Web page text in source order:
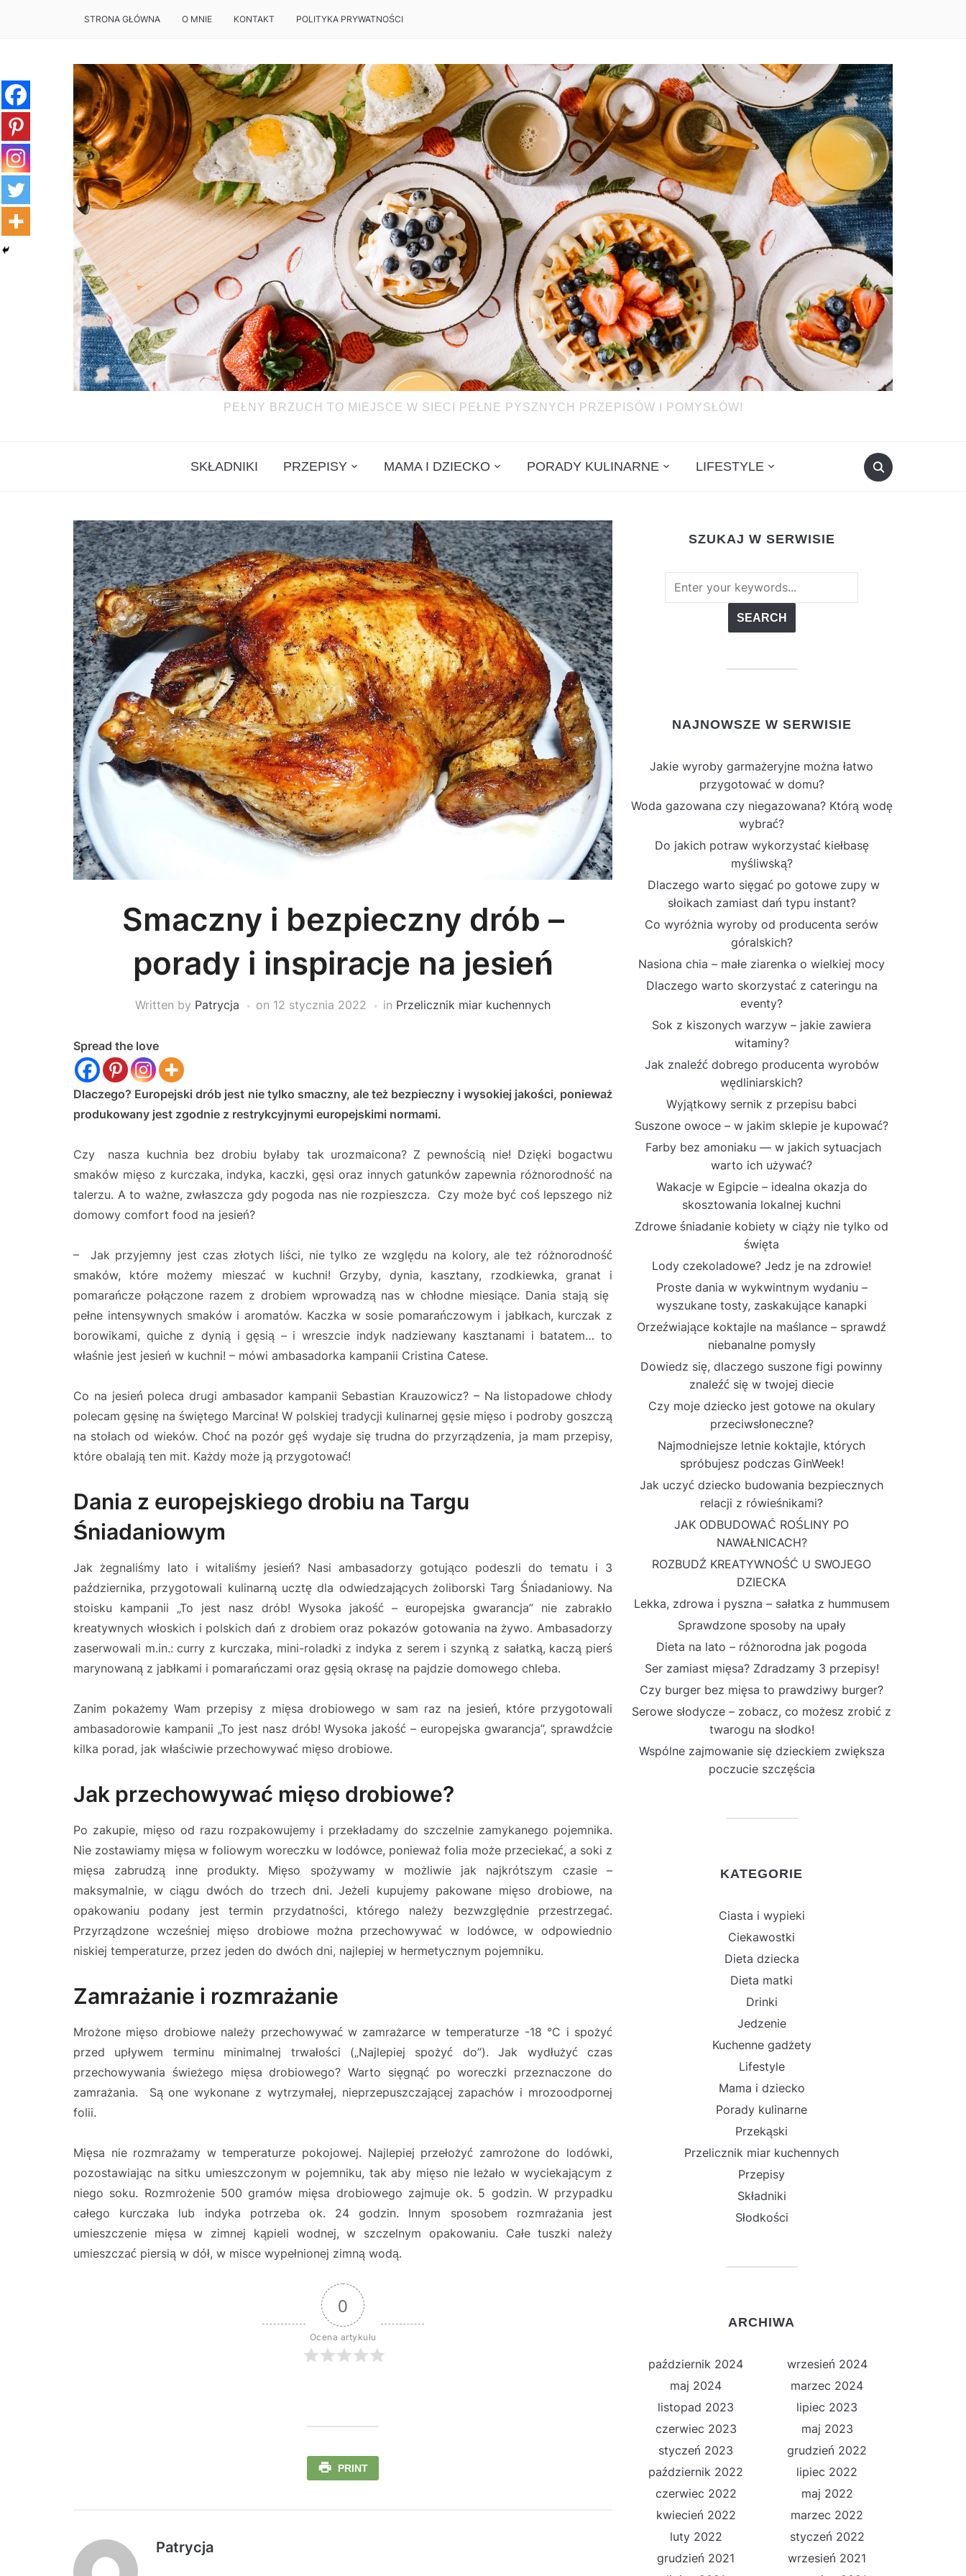
STRONA GŁÓWNA O MNIE KONTAKT POLITYKA PRYWATNOŚCI
PEŁNY BRZUCH TO MIEJSCE W SIECI PEŁNE PYSZNYCH PRZEPISÓW I POMYSŁÓW!
SKŁADNIKI PRZEPISY MAMA I DZIECKO PORADY KULINARNE LIFESTYLE
Smaczny i bezpieczny drób –
porady i inspiracje na jesień
Written by Patrycja on 12 stycznia 2022 in Przelicznik miar kuchennych
Spread the love
Dlaczego? Europejski drób jest nie tylko smaczny, ale też bezpieczny i wysokiej jakości, ponieważ
produkowany jest zgodnie z restrykcyjnymi europejskimi normami.
Czy nasza kuchnia bez drobiu byłaby tak urozmaicona? Z pewnością nie! Dzięki bogactwu
smaków mięso z kurczaka, indyka, kaczki, gęsi oraz innych gatunków zapewnia różnorodność na
talerzu. A to ważne, zwłaszcza gdy pogoda nas nie rozpieszcza. Czy może być coś lepszego niż
domowy comfort food na jesień?
– Jak przyjemny jest czas złotych liści, nie tylko ze względu na kolory, ale też różnorodność
smaków, które możemy mieszać w kuchni! Grzyby, dynia, kasztany, rzodkiewka, granat i
pomarańcze połączone razem z drobiem wprowadzą nas w chłodne miesiące. Dania stają się
pełne intensywnych smaków i aromatów. Kaczka w sosie pomarańczowym i jabłkach, kurczak z
borowikami, quiche z dynią i gęsią – i wreszcie indyk nadziewany kasztanami i batatem… to
właśnie jest jesień w kuchni! – mówi ambasadorka kampanii Cristina Catese.
Co na jesień poleca drugi ambasador kampanii Sebastian Krauzowicz? – Na listopadowe chłody
polecam gęsinę na świętego Marcina! W polskiej tradycji kulinarnej gęsie mięso i podroby goszczą
na stołach od wieków. Choć na pozór gęś wydaje się trudna do przyrządzenia, ja mam przepisy,
które obalają ten mit. Każdy może ją przygotować!
Dania z europejskiego drobiu na Targu
Śniadaniowym
Jak żegnaliśmy lato i witaliśmy jesień? Nasi ambasadorzy gotująco podeszli do tematu i 3
października, przygotowali kulinarną ucztę dla odwiedzających żoliborski Targ Śniadaniowy. Na
stoisku kampanii „To jest nasz drób! Wysoka jakość – europejska gwarancja” nie zabrakło
kreatywnych włoskich i polskich dań z drobiem oraz pokazów gotowania na żywo. Ambasadorzy
zaserwowali m.in.: curry z kurczaka, mini-roladki z indyka z serem i szynką z sałatką, kaczą pierś
marynowaną z jabłkami i pomarańczami oraz gęsią okrasę na pajdzie domowego chleba.
Zanim pokażemy Wam przepisy z mięsa drobiowego w sam raz na jesień, które przygotowali
ambasadorowie kampanii „To jest nasz drób! Wysoka jakość – europejska gwarancja”, sprawdźcie
kilka porad, jak właściwie przechowywać mięso drobiowe.
Jak przechowywać mięso drobiowe?
Po zakupie, mięso od razu rozpakowujemy i przekładamy do szczelnie zamykanego pojemnika.
Nie zostawiamy mięsa w foliowym woreczku w lodówce, ponieważ folia może przeciekać, a soki z
mięsa zabrudzą inne produkty. Mięso spożywamy w możliwie jak najkrótszym czasie –
maksymalnie, w ciągu dwóch do trzech dni. Jeżeli kupujemy pakowane mięso drobiowe, na
opakowaniu podany jest termin przydatności, którego należy bezwzględnie przestrzegać.
Przyrządzone wcześniej mięso drobiowe można przechowywać w lodówce, w odpowiednio
niskiej temperaturze, przez jeden do dwóch dni, najlepiej w hermetycznym pojemniku.
Zamrażanie i rozmrażanie
Mrożone mięso drobiowe należy przechowywać w zamrażarce w temperaturze -18 °C i spożyć
przed upływem terminu minimalnej trwałości („Najlepiej spożyć do”). Jak wydłużyć czas
przechowywania świeżego mięsa drobiowego? Warto sięgnąć po woreczki przeznaczone do
zamrażania. Są one wykonane z wytrzymałej, nieprzepuszczającej zapachów i mrozoodpornej
folii.
Mięsa nie rozmrażamy w temperaturze pokojowej. Najlepiej przełożyć zamrożone do lodówki,
pozostawiając na sitku umieszczonym w pojemniku, tak aby mięso nie leżało w wyciekającym z
niego soku. Rozmrożenie 500 gramów mięsa drobiowego zajmuje ok. 5 godzin. W przypadku
całego kurczaka lub indyka potrzeba ok. 24 godzin. Innym sposobem rozmrażania jest
umieszczenie mięsa w zimnej kąpieli wodnej, w szczelnym opakowaniu. Całe tuszki należy
umieszczać piersią w dół, w misce wypełnionej zimną wodą.
0
Ocena artykułu
PRINT
Patrycja
SZUKAJ W SERWISIE
NAJNOWSZE W SERWISIE
Jakie wyroby garmażeryjne można łatwo
przygotować w domu?
Woda gazowana czy niegazowana? Którą wodę
wybrać?
Do jakich potraw wykorzystać kiełbasę
myśliwską?
Dlaczego warto sięgać po gotowe zupy w
słoikach zamiast dań typu instant?
Co wyróżnia wyroby od producenta serów
góralskich?
Nasiona chia – małe ziarenka o wielkiej mocy
Dlaczego warto skorzystać z cateringu na
eventy?
Sok z kiszonych warzyw – jakie zawiera
witaminy?
Jak znaleźć dobrego producenta wyrobów
wędliniarskich?
Wyjątkowy sernik z przepisu babci
Suszone owoce – w jakim sklepie je kupować?
Farby bez amoniaku — w jakich sytuacjach
warto ich używać?
Wakacje w Egipcie – idealna okazja do
skosztowania lokalnej kuchni
Zdrowe śniadanie kobiety w ciąży nie tylko od
święta
Lody czekoladowe? Jedz je na zdrowie!
Proste dania w wykwintnym wydaniu –
wyszukane tosty, zaskakujące kanapki
Orzeźwiające koktajle na maślance – sprawdź
niebanalne pomysły
Dowiedz się, dlaczego suszone figi powinny
znaleźć się w twojej diecie
Czy moje dziecko jest gotowe na okulary
przeciwsłoneczne?
Najmodniejsze letnie koktajle, których
spróbujesz podczas GinWeek!
Jak uczyć dziecko budowania bezpiecznych
relacji z rówieśnikami?
JAK ODBUDOWAĆ ROŚLINY PO
NAWAŁNICACH?
ROZBUDŹ KREATYWNOŚĆ U SWOJEGO
DZIECKA
Lekka, zdrowa i pyszna – sałatka z hummusem
Sprawdzone sposoby na upały
Dieta na lato – różnorodna jak pogoda
Ser zamiast mięsa? Zdradzamy 3 przepisy!
Czy burger bez mięsa to prawdziwy burger?
Serowe słodycze – zobacz, co możesz zrobić z
twarogu na słodko!
Wspólne zajmowanie się dzieckiem zwiększa
poczucie szczęścia
KATEGORIE
Ciasta i wypieki
Ciekawostki
Dieta dziecka
Dieta matki
Drinki
Jedzenie
Kuchenne gadżety
Lifestyle
Mama i dziecko
Porady kulinarne
Przekąski
Przelicznik miar kuchennych
Przepisy
Składniki
Słodkości
ARCHIWA
październik 2024
wrzesień 2024
maj 2024
marzec 2024
listopad 2023
lipiec 2023
czerwiec 2023
maj 2023
styczeń 2023
grudzień 2022
październik 2022
lipiec 2022
czerwiec 2022
maj 2022
kwiecień 2022
marzec 2022
luty 2022
styczeń 2022
grudzień 2021
wrzesień 2021